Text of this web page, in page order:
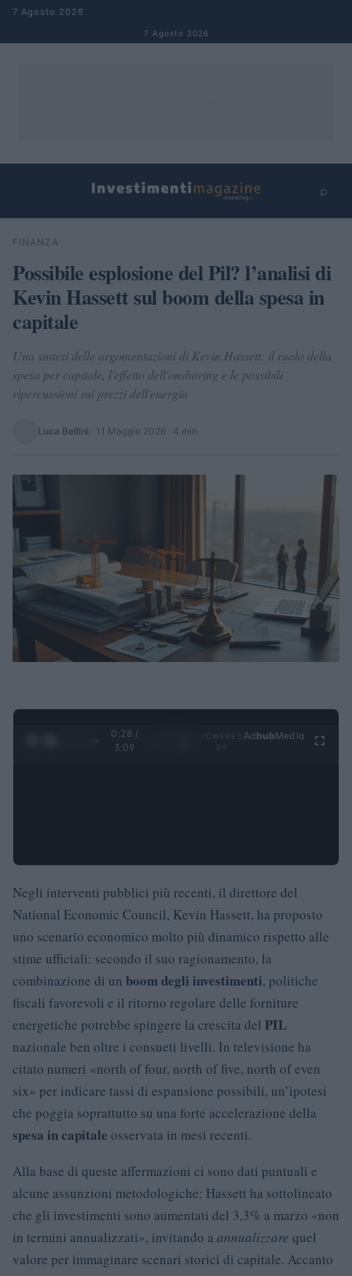
Salta al contenuto
7 Agosto 2026
7 Agosto 2026
⌕
Cerca
FINANZA
Possibile esplosione del Pil? l’analisi di
Kevin Hassett sul boom della spesa in
capitale
Una sintesi delle argomentazioni di Kevin Hassett: il ruolo della
spesa per capitale, l'effetto dell'onshoring e le possibili
ripercussioni sui prezzi dell'energia
Luca Bellini · 11 Maggio 2026 · 4 min
0:29 /
3:09
Ad hubMedia
Negli interventi pubblici più recenti, il direttore del
National Economic Council, Kevin Hassett, ha proposto
uno scenario economico molto più dinamico rispetto alle
stime ufficiali: secondo il suo ragionamento, la
combinazione di un boom degli investimenti, politiche
fiscali favorevoli e il ritorno regolare delle forniture
energetiche potrebbe spingere la crescita del PIL
nazionale ben oltre i consueti livelli. In televisione ha
citato numeri «north of four, north of five, north of even
six» per indicare tassi di espansione possibili, un’ipotesi
che poggia soprattutto su una forte accelerazione della
spesa in capitale osservata in mesi recenti.
Alla base di queste affermazioni ci sono dati puntuali e
alcune assunzioni metodologiche: Hassett ha sottolineato
che gli investimenti sono aumentati del 3,3% a marzo «non
in termini annualizzati», invitando a annualizzare quel
valore per immaginare scenari storici di capitale. Accanto